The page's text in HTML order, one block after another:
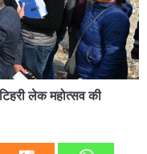
लेक महोत्सव की